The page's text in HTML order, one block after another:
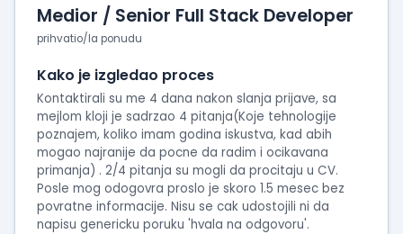
Medior / Senior Full Stack Developer
prihvatio/la ponudu
Kako je izgledao proces
Kontaktirali su me 4 dana nakon slanja prijave, sa
mejlom kloji je sadrzao 4 pitanja(Koje tehnologije
poznajem, koliko imam godina iskustva, kad abih
mogao najranije da pocne da radim i ocikavana
primanja) . 2/4 pitanja su mogli da procitaju u CV.
Posle mog odogovra proslo je skoro 1.5 mesec bez
povratne informacije. Nisu se cak udostojili ni da
napisu genericku poruku 'hvala na odgovoru'.